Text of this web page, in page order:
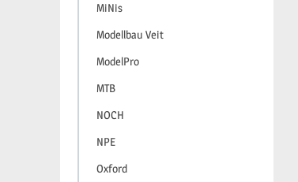
MiNis
Modellbau Veit
ModelPro
MTB
NOCH
NPE
Oxford